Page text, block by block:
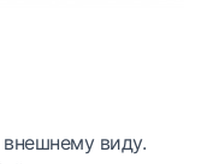
виду.